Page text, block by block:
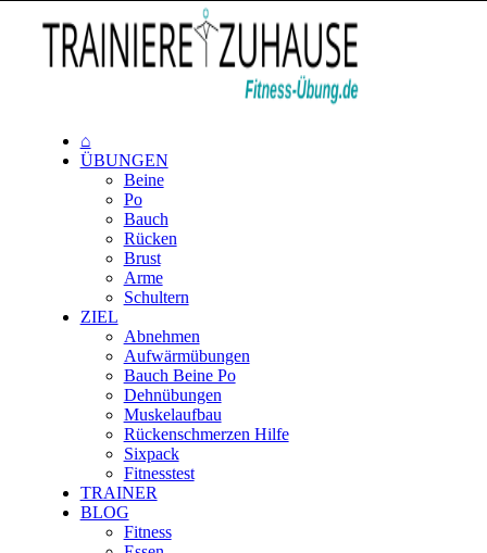
⌂
ÜBUNGEN
Beine
Po
Bauch
Rücken
Brust
Arme
Schultern
ZIEL
Abnehmen
Aufwärmübungen
Bauch Beine Po
Dehnübungen
Muskelaufbau
Rückenschmerzen Hilfe
Sixpack
Fitnesstest
TRAINER
BLOG
Fitness